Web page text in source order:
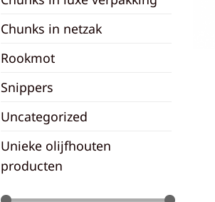
Chunks in netzak
Rookmot
Snippers
Uncategorized
Unieke olijfhouten
producten